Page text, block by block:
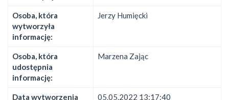
Osoba, która
wytworzyła
informację:
Jerzy Humięcki
Osoba, która
udostępnia
informację:
Marzena Zając
Data wytworzenia
05.05.2022 13:17:40